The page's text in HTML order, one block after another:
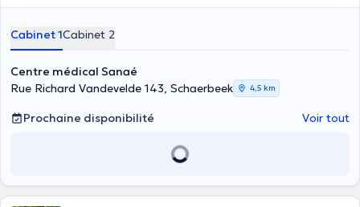
Cabinet 1Cabinet 2
Centre médical Sanaé
Rue Richard Vandevelde 143, Schaerbeek
4,5 km
Prochaine disponibilité Voir tout